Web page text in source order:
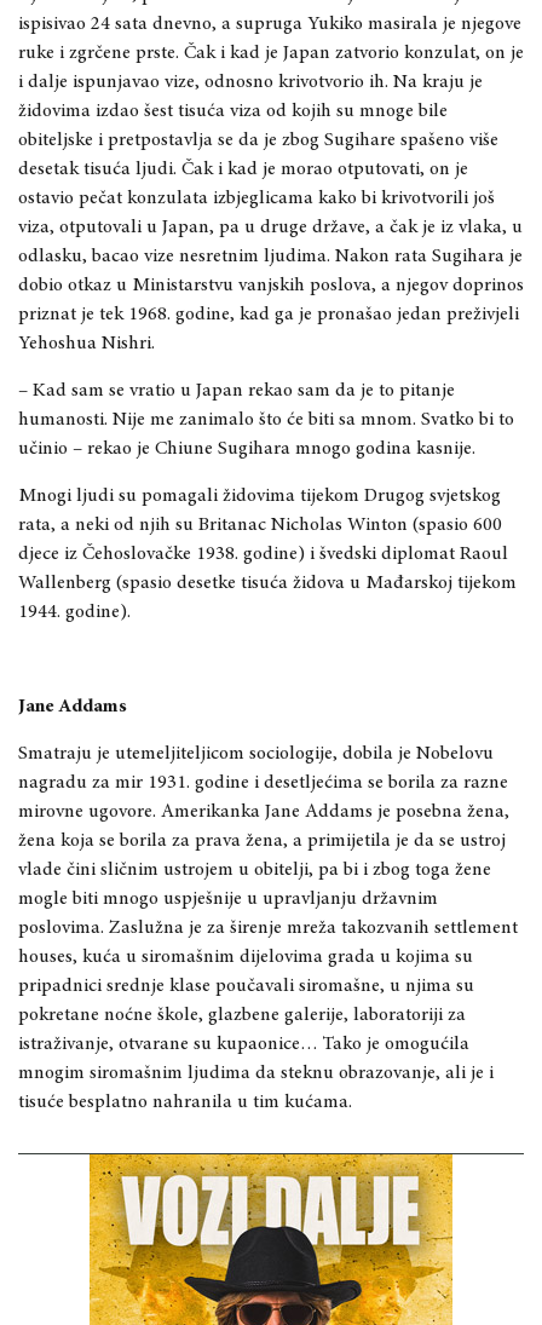
ispisivao 24 sata dnevno, a supruga Yukiko masirala je njegove
ruke i zgrčene prste. Čak i kad je Japan zatvorio konzulat, on je
i dalje ispunjavao vize, odnosno krivotvorio ih. Na kraju je
židovima izdao šest tisuća viza od kojih su mnoge bile
obiteljske i pretpostavlja se da je zbog Sugihare spašeno više
desetak tisuća ljudi. Čak i kad je morao otputovati, on je
ostavio pečat konzulata izbjeglicama kako bi krivotvorili još
viza, otputovali u Japan, pa u druge države, a čak je iz vlaka, u
odlasku, bacao vize nesretnim ljudima. Nakon rata Sugihara je
dobio otkaz u Ministarstvu vanjskih poslova, a njegov doprinos
priznat je tek 1968. godine, kad ga je pronašao jedan preživjeli
Yehoshua Nishri.
– Kad sam se vratio u Japan rekao sam da je to pitanje
humanosti. Nije me zanimalo što će biti sa mnom. Svatko bi to
učinio – rekao je Chiune Sugihara mnogo godina kasnije.
Mnogi ljudi su pomagali židovima tijekom Drugog svjetskog
rata, a neki od njih su Britanac Nicholas Winton (spasio 600
djece iz Čehoslovačke 1938. godine) i švedski diplomat Raoul
Wallenberg (spasio desetke tisuća židova u Mađarskoj tijekom
1944. godine).
Jane Addams
Smatraju je utemeljiteljicom sociologije, dobila je Nobelovu
nagradu za mir 1931. godine i desetljećima se borila za razne
mirovne ugovore. Amerikanka Jane Addams je posebna žena,
žena koja se borila za prava žena, a primijetila je da se ustroj
vlade čini sličnim ustrojem u obitelji, pa bi i zbog toga žene
mogle biti mnogo uspješnije u upravljanju državnim
poslovima. Zaslužna je za širenje mreža takozvanih settlement
houses, kuća u siromašnim dijelovima grada u kojima su
pripadnici srednje klase poučavali siromašne, u njima su
pokretane noćne škole, glazbene galerije, laboratoriji za
istraživanje, otvarane su kupaonice… Tako je omogućila
mnogim siromašnim ljudima da steknu obrazovanje, ali je i
tisuće besplatno nahranila u tim kućama.